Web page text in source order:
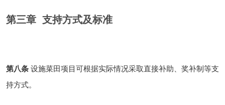
第三章 支持方式及标准
第八条设施菜田项目可根据实际情况采取直接补助、奖补制等支
持方式。